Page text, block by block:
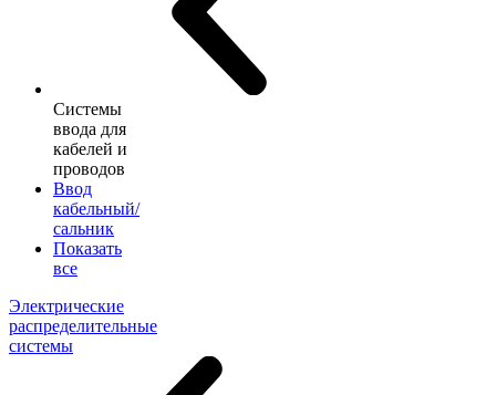
Системы
ввода для
кабелей и
проводов
Ввод
кабельный/
сальник
Показать
все
Электрические
распределительные
системы